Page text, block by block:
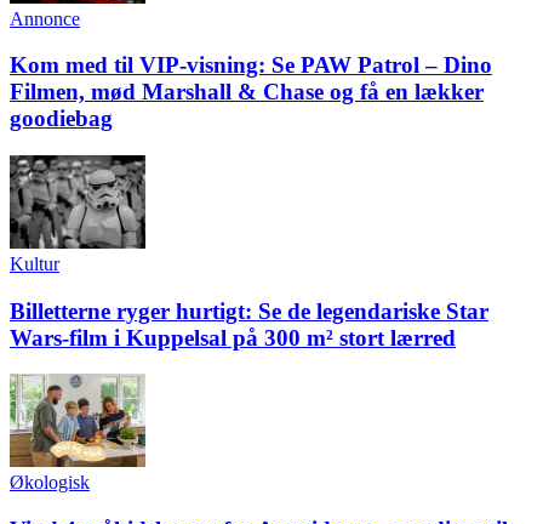
Annonce
Kom med til VIP-visning: Se PAW Patrol – Dino
Filmen, mød Marshall & Chase og få en lækker
goodiebag
Kultur
Billetterne ryger hurtigt: Se de legendariske Star
Wars-film i Kuppelsal på 300 m² stort lærred
Økologisk